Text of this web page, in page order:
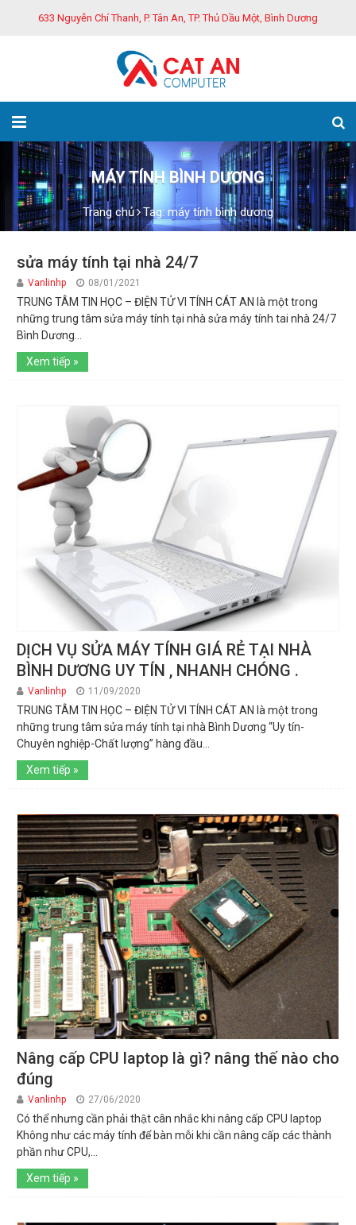
633 Nguyễn Chí Thanh, P. Tân An, TP. Thủ Dầu Một, Bình Dương
MÁY TÍNH BÌNH DƯƠNG
Trang chủ Tag: máy tính bình dương
sửa máy tính tại nhà 24/7
Vanlinhp 08/01/2021
TRUNG TÂM TIN HỌC – ĐIỆN TỬ VI TÍNH CÁT AN là một trong
những trung tâm sửa máy tính tại nhà sửa máy tính tai nhà 24/7
Bình Dương...
Xem tiếp »
DỊCH VỤ SỬA MÁY TÍNH GIÁ RẺ TẠI NHÀ
BÌNH DƯƠNG UY TÍN , NHANH CHÓNG .
Vanlinhp 11/09/2020
TRUNG TÂM TIN HỌC – ĐIỆN TỬ VI TÍNH CÁT AN là một trong
những trung tâm sửa máy tính tại nhà Bình Dương “Uy tín-
Chuyên nghiệp-Chất lượng” hàng đầu...
Xem tiếp »
Nâng cấp CPU laptop là gì? nâng thế nào cho
đúng
Vanlinhp 27/06/2020
Có thể nhưng cần phải thật cân nhắc khi nâng cấp CPU laptop
Không như các máy tính để bàn mỗi khi cần nâng cấp các thành
phần như CPU,...
Xem tiếp »